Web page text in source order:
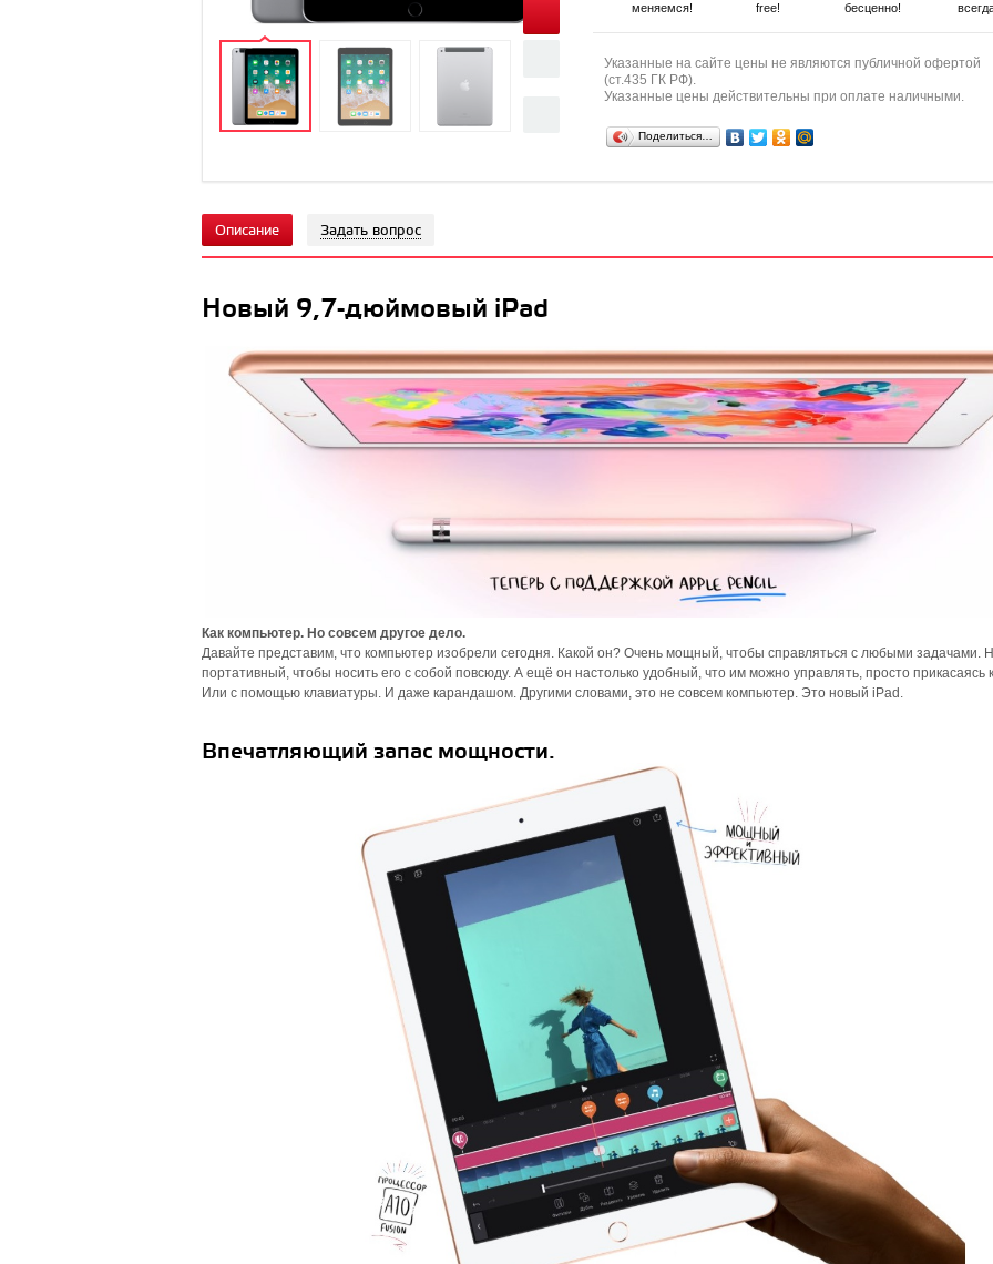
меняемся!
free!
бесценно!
Указанные на сайте цены не являются публичной офертой
(ст.435 ГК РФ).
Указанные цены действительны при оплате наличными.
Поделиться…
Описание Задать вопрос
Новый 9,7-дюймовый iPad
Как компьютер. Но совсем другое дело.
Давайте представим, что компьютер изобрели сегодня. Какой он? Очень мощный, чтобы справляться с любыми задачами.
портативный, чтобы носить его с собой повсюду. А ещё он настолько удобный, что им можно управлять, просто прикасаясь к
Или с помощью клавиатуры. И даже карандашом. Другими словами, это не совсем компьютер. Это новый iPad.
Впечатляющий запас мощности.